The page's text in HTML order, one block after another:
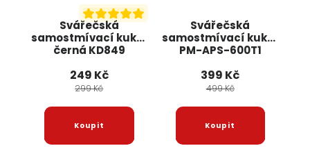
Svářečská
samostmívací kukla
černá KD849
249 Kč
299 Kč
Svářečská
samostmívací kukla
PM-APS-600T1
399 Kč
499 Kč